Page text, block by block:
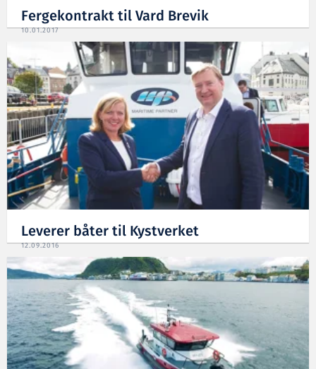
Fergekontrakt til Vard Brevik
10.01.2017
Leverer båter til Kystverket
12.09.2016